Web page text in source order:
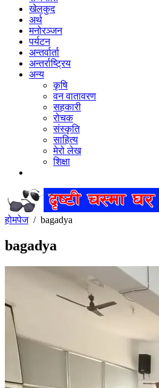
खेलकुद
अर्थ
मनोरञ्‍जन
पर्यटन
अन्तर्वार्ता
अन्तर्राष्‍ट्रिय
अन्य
कृषि
वन वातावरण
सहकारी
रोचक
संस्कृति
साहित्य
मेरो लेख
शिक्षा
होमपेज/ bagadya
bagadya